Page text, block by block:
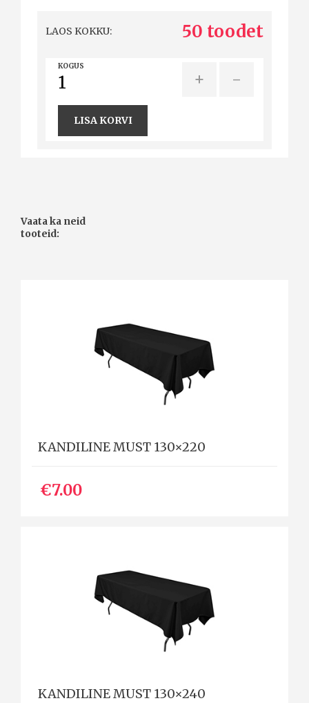
LAOS KOKKU: 50 toodet
KOGUS
+ -
LISA KORVI
Vaata ka neid
tooteid:
KANDILINE MUST 130×220
€7.00
KANDILINE MUST 130×240